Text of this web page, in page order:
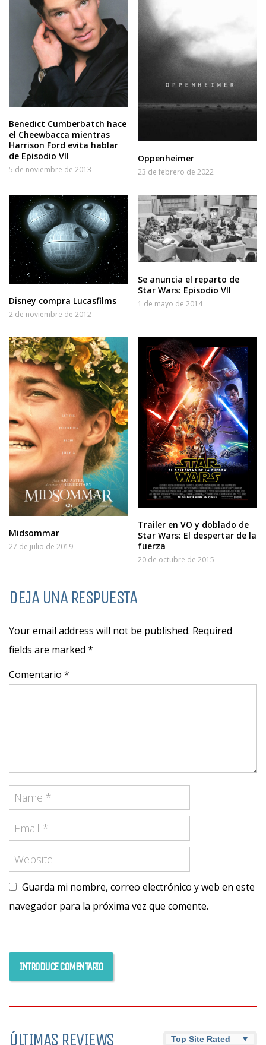
Benedict Cumberbatch hace
el Cheewbacca mientras
Harrison Ford evita hablar
de Episodio VII
5 de noviembre de 2013
Oppenheimer
23 de febrero de 2022
Disney compra Lucasfilms
2 de noviembre de 2012
Se anuncia el reparto de
Star Wars: Episodio VII
1 de mayo de 2014
Midsommar
27 de julio de 2019
Trailer en VO y doblado de
Star Wars: El despertar de la
fuerza
20 de octubre de 2015
DEJA UNA RESPUESTA
Your email address will not be published. Required
fields are marked *
Comentario *
Guarda mi nombre, correo electrónico y web en este
navegador para la próxima vez que comente.
ÚLTIMAS REVIEWS